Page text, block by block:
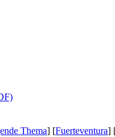
Thema] [Fuerteventura]